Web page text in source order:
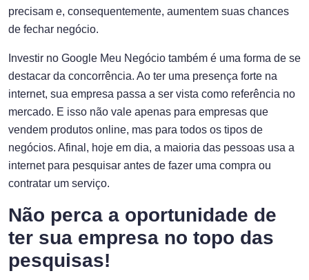
precisam e, consequentemente, aumentem suas chances
de fechar negócio.
Investir no Google Meu Negócio também é uma forma de se
destacar da concorrência. Ao ter uma presença forte na
internet, sua empresa passa a ser vista como referência no
mercado. E isso não vale apenas para empresas que
vendem produtos online, mas para todos os tipos de
negócios. Afinal, hoje em dia, a maioria das pessoas usa a
internet para pesquisar antes de fazer uma compra ou
contratar um serviço.
Não perca a oportunidade de
ter sua empresa no topo das
pesquisas!